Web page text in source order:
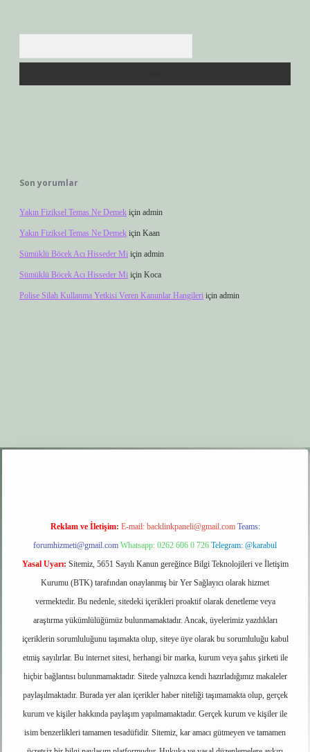
Son yorumlar
Yakın Fiziksel Temas Ne Demek için admin
Yakın Fiziksel Temas Ne Demek için Kaan
Sümüklü Böcek Acı Hisseder Mi için admin
Sümüklü Böcek Acı Hisseder Mi için Koca
Polise Silah Kullanma Yetkisi Veren Kanunlar Hangileri için admin
elexbet giriş
Reklam ve İletişim: E-mail: backlinkpaneli@gmail.com Teams:
forumhizmeti@gmail.com Whatsapp: 0262 606 0 726 Telegram: @karabul
Yasal Uyarı: Sitemiz, 5651 Sayılı Kanun gereğince Bilgi Teknolojileri ve İletişim
Kurumu (BTK) tarafından onaylanmış bir Yer Sağlayıcı olarak hizmet
vermektedir. Bu nedenle, sitedeki içerikleri proaktif olarak denetleme veya
araştırma yükümlülüğümüz bulunmamaktadır. Ancak, üyelerimiz yazdıkları
içeriklerin sorumluluğunu taşımakta olup, siteye üye olarak bu sorumluluğu kabul
etmiş sayılırlar. Bu internet sitesi, herhangi bir marka, kurum veya şahıs şirketi ile
hiçbir bağlantısı bulunmamaktadır. Sitede yalnızca kendi hazırladığımız makaleler
paylaşılmaktadır. Burada yer alan içerikler haber niteliği taşımamakta olup, gerçek
kurum ve kişiler hakkında paylaşım yapılmamaktadır. Gerçek kurum ve kişiler ile
isim benzerlikleri tamamen tesadüfidir. Sitemiz, kar amacı gütmeyen ve tamamen